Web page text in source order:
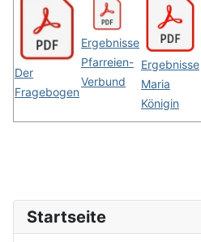
Startseite
Der
Fragebogen
Ergebnisse
Pfarreien-
Verbund
Ergebnisse
Maria
Königin